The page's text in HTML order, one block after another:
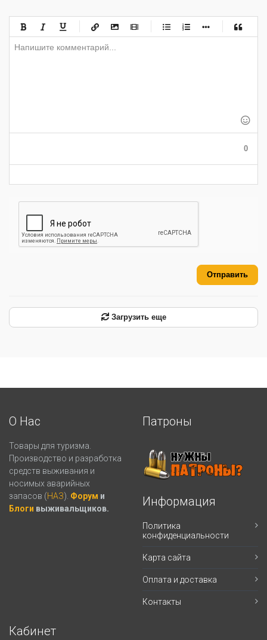
-
-
-
0
Отправить
Загрузить еще
О Нас
Товары для туризма.
Производство и разработка
средств выживания и
носимых аварийных
запасов (НАЗ). Форум и
Блоги выживальщиков.
Патроны
Информация
Политика
конфиденциальности
Карта сайта
Оплата и доставка
Контакты
Кабинет